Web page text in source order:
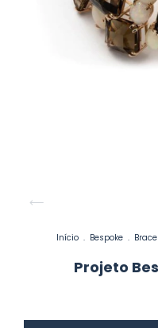
Início . Bespoke .
Projeto